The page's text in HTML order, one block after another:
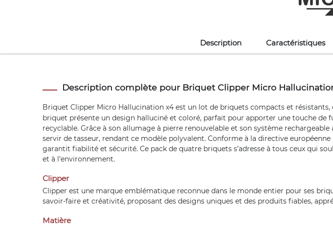
Description Caractéristiques
Description complète pour Briquet Clipper Micro
Briquet Clipper Micro Hallucination x4 est un lot de briquets compacts et
briquet présente un design halluciné et coloré, parfait pour apporter une touche de
recyclable. Grâce à son allumage à pierre renouvelable et son système
servir de tasseur, rendant ce modèle polyvalent. Conforme à la directive
garantit fiabilité et sécurité. Ce pack de quatre briquets s’adresse à tous ceux qui
et à l’environnement.
Clipper
Clipper est une marque emblématique reconnue dans le monde entier pour ses
savoir-faire et créativité, proposant des designs uniques et des produits fiables,
Matière